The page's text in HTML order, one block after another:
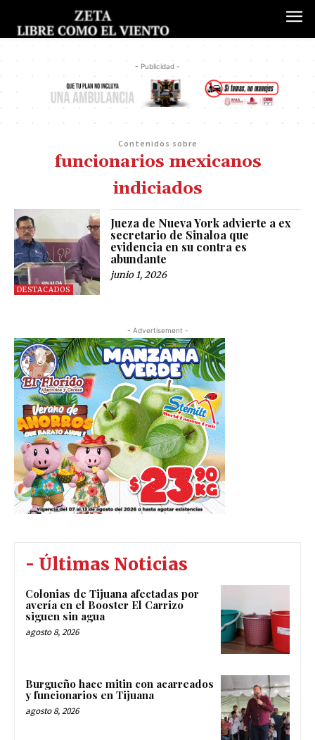
- Publicidad -
Contenidos sobre
funcionarios mexicanos
indiciados
DESTACADOS
Jueza de Nueva York advierte a ex
secretario de Sinaloa que
evidencia en su contra es
abundante
junio 1, 2026
- Advertisement -
- Últimas Noticias
Colonias de Tijuana afectadas por
avería en el Booster El Carrizo
siguen sin agua
agosto 8, 2026
Burgueño hace mitin con acarreados
y funcionarios en Tijuana
agosto 8, 2026